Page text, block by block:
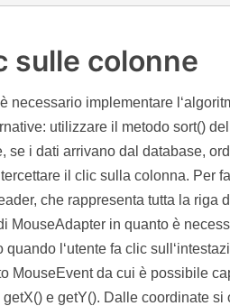
sulle colonne
necessario implementare
utilizzare il metodo sort()
se i dati arrivano dal database,
il clic sulla colonna. Per
che rappresenta tutta la
MouseAdapter in quanto è
l‘utente fa clic
MouseEvent da cui è possibile
e getY(). Dalle coordinate